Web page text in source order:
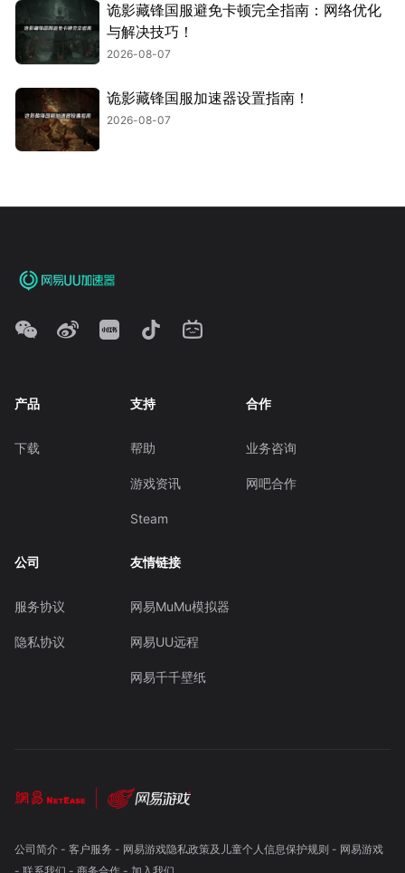
诡影藏锋国服避免卡顿完全指南：网络优化
与解决技巧！
2026-08-07
诡影藏锋国服加速器设置指南！
2026-08-07
产品
下载
支持
帮助
游戏资讯
Steam
合作
业务咨询
网吧合作
公司
服务协议
隐私协议
友情链接
网易MuMu模拟器
网易UU远程
网易千千壁纸
公司简介- 客户服务 - 网易游戏隐私政策及儿童个人信息保护规则 - 网易游戏